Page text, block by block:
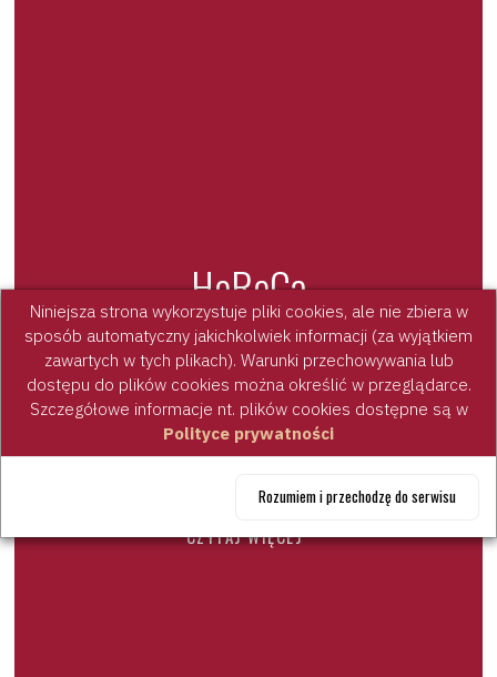
HoReCa
HoReCa to najbardziej wymagający segment
rynku spożywczego, gdzie marketing nie ma
zastosowania. Tam gdzie partnerem
producenta są doświadczeni szefowie kuchni,
liczy się tylko jakość produktów, standaryzacja i
elastyczność współpracy.
CZYTAJ WIĘCEJ
Niniejsza strona wykorzystuje pliki cookies, ale nie zbiera w
sposób automatyczny jakichkolwiek informacji (za wyjątkiem
zawartych w tych plikach). Warunki przechowywania lub
dostępu do plików cookies można określić w przeglądarce.
Szczegółowe informacje nt. plików cookies dostępne są w
Polityce prywatności
Rozumiem i przechodzę do serwisu